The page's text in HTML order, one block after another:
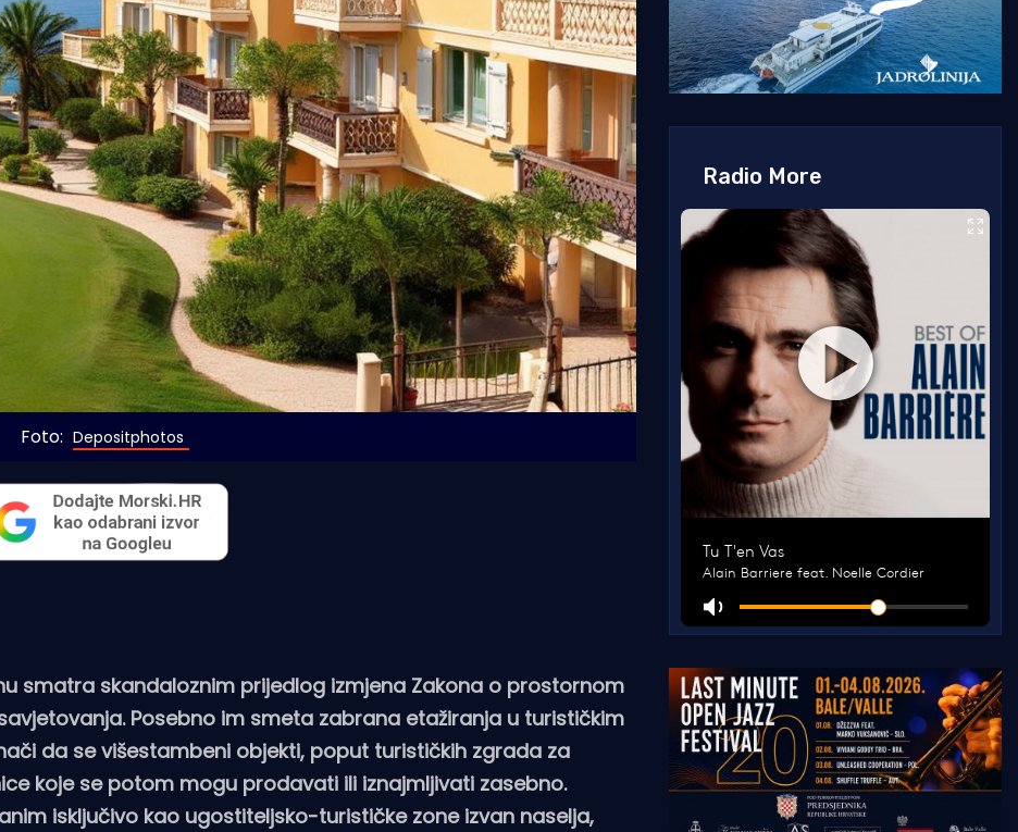
Foto: Depositphotos
smatra skandaloznim prijedlog izmjena Zakona o prostornom
Posebno im smeta zabrana etažiranja u turističkim
da se višestambeni objekti, poput turističkih zgrada za
koje se potom mogu prodavati ili iznajmljivati zasebno.
isključivo kao ugostiteljsko-turističke zone izvan naselja,
Radio More